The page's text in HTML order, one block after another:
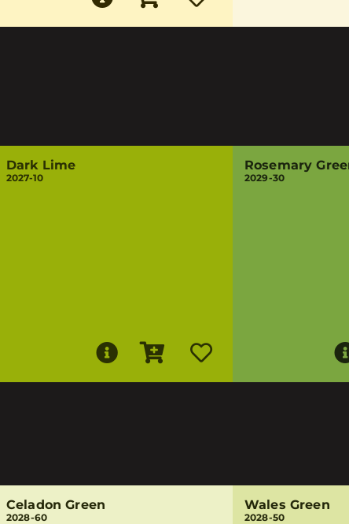
Dark Lime
2027-10
Rosemary
2029-30
Celadon Green
2028-60
Wales Green
2028-50